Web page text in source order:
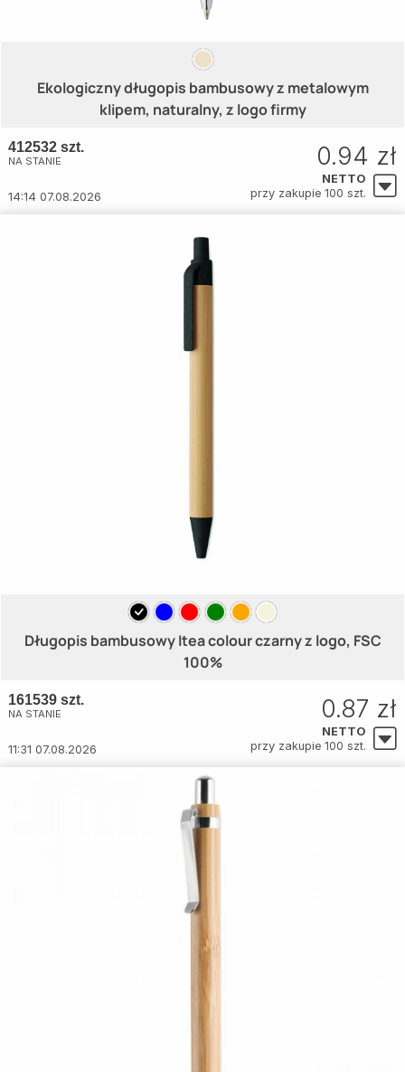
Ekologiczny długopis bambusowy z metalowym
klipem, naturalny, z logo firmy
412532 szt.
NA STANIE
14:14 07.08.2026
0.94 zł
NETTO
przy zakupie 100 szt.
Długopis bambusowy Itea colour czarny z logo, FSC
100%
161539 szt.
NA STANIE
11:31 07.08.2026
0.87 zł
NETTO
przy zakupie 100 szt.